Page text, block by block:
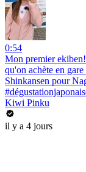
0:54
Mon premier
qu'on achète en
Shinkansen pour
Kiwi Pinku
il y a 4 jours